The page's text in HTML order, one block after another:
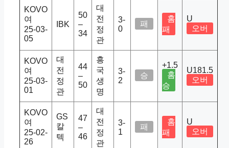
KOVO
여
25-03-
05
IBK
50
–
34
대
전
정
관
3-
0
패
홈
패
U
오버
KOVO
여
25-03-
01
대
전
정
관
44
–
50
흥
국
생
명
3-
2
승
+1.5
홈
승
U181.5
오버
KOVO
여
25-02-
26
GS
칼
텍
47
–
46
대
전
정
관
3-
1
패
홈
패
U
오버